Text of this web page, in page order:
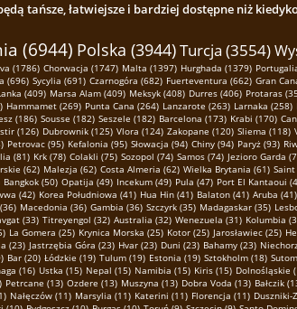
tańsze, łatwiejsze i bardziej dostępne niż
(6944) Polska (3944)Turcja (3554)
(1786) Chorwacja (1747) Malta (1397) Hurghada (1379)
(696) Sycylia (691) Czarnogóra (682) Fuerteventura (662) Gran
(409) Marsa Alam (409) Meksyk (408) Durres (406) Protaras
Hammamet (269) Punta Cana (264) Lanzarote (263) Larnaka (258)
(186) Sousse (182) Seszele (182) Barcelona (173) Krabi (170)
(126) Dubrownik (125) Vlora (124) Zakopane (120) Sliema (118)
Petrovac (95) Kefalonia (95) Słowacja (94) Chiny (94) Paryż (93)
(81) Krk (78) Colakli (75) Sozopol (74) Samos (74) Jezioro Garda
(62) Malezja (62) Costa Almeria (62) Wielka Brytania (61) Saint
Bangkok (50) Opatija (49) Incekum (49) Pula (47) Port El Kantaoui
(42) Korea Południowa (41) Hua Hin (41) Balaton (41) Aruba (41)
Macedonia (36) Gambia (36) Szczyrk (35) Madagaskar (35)
(33) Titreyengol (32) Australia (32) Wenezuela (31) Kolumbia
La Gomera (25) Krynica Morska (25) Kotor (25) Jarosławiec (25)
(23) Jastrzębia Góra (23) Hvar (23) Duni (23) Bahamy (23)
Bar (20) Łódzkie (19) Tulum (19) Estonia (19) Sztokholm (18)
(16) Ustka (15) Nepal (15) Namibia (15) Kiris (15) Dolnośląskie
Petrcane (13) Ozdere (13) Muszyna (13) Dobra Voda (13) Bałczik
Nałęczów (11) Marsylia (11) Katerini (11) Florencja (11) Duszniki-